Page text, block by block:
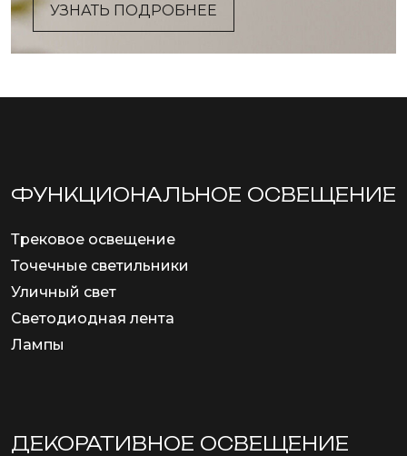
УЗНАТЬ ПОДРОБНЕЕ
ФУНКЦИОНА­ЛЬНОЕ ОСВЕЩЕНИЕ
Трековое освещение
Точечные светильники
Уличный свет
Светодиодная лента
Лампы
ДЕКОРАТИВНОЕ ОСВЕЩЕНИЕ